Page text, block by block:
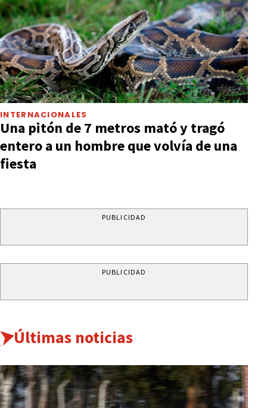
INTERNACIONALES
Una pitón de 7 metros mató y tragó
entero a un hombre que volvía de una
fiesta
PUBLICIDAD
PUBLICIDAD
Últimas noticias